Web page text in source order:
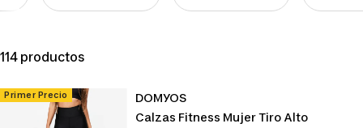
114 productos
Primer Precio
DOMYOS
Calzas Fitness Mujer Tiro Alto